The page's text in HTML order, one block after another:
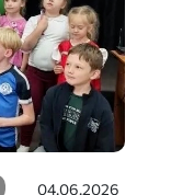
04.06.2026